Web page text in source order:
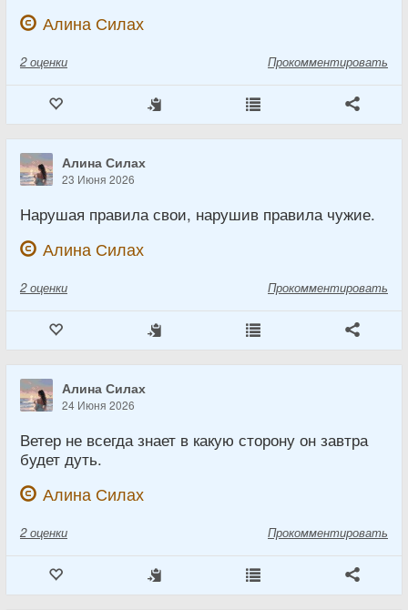
Алина Силах
2 оценки Прокомментировать
Алина Силах
23 Июня 2026
Нарушая правила свои, нарушив правила чужие.
Алина Силах
2 оценки Прокомментировать
Алина Силах
24 Июня 2026
Ветер не всегда знает в какую сторону он завтра
будет дуть.
Алина Силах
2 оценки Прокомментировать